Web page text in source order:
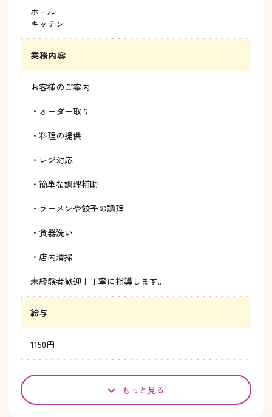
ホール
キッチン
業務内容
お客様のご案内
・オーダー取り
・料理の提供
・レジ対応
・簡単な調理補助
・ラーメンや餃子の調理
・食器洗い
・店内清掃
未経験者歓迎！丁寧に指導します。
給与
1150円
もっと見る